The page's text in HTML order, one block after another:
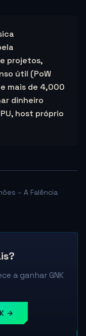
projetos,
útil (PoW
mais de 4,000
dinheiro
host próprio
– A Falência
a ganhar GNK
→